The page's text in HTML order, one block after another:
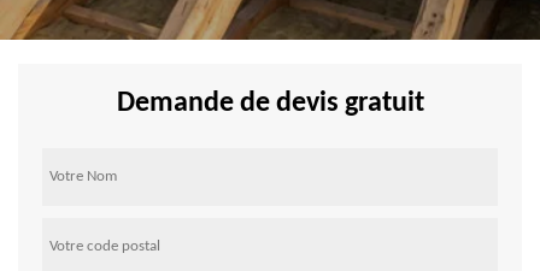
Demande de devis gratuit